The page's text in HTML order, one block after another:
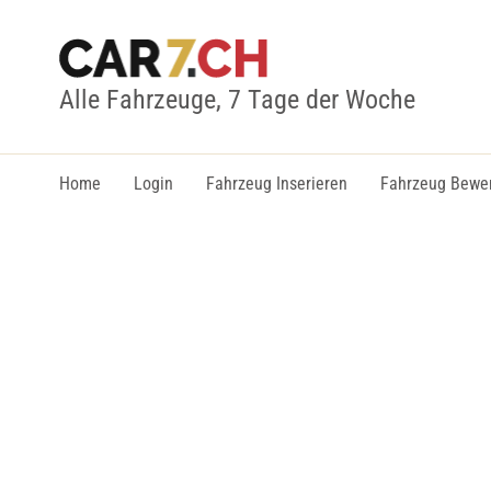
Alle Fahrzeuge, 7 Tage der Woche
Home Login Fahrzeug Inserieren Fahrzeug